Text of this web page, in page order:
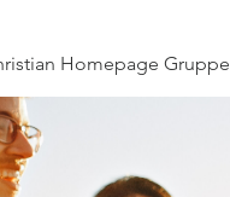
Homepage Gruppe